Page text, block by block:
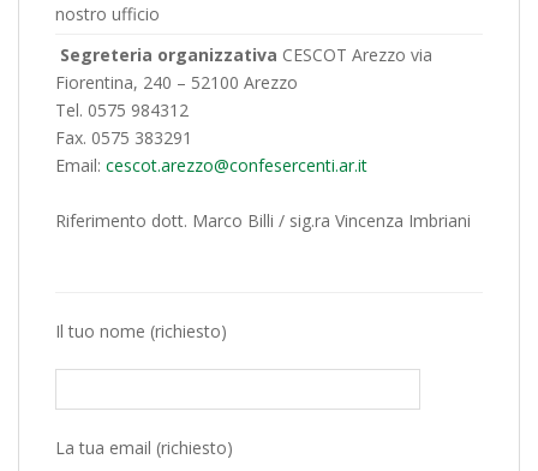
nostro ufficio
Segreteria organizzativa CESCOT Arezzo via
Fiorentina, 240 – 52100 Arezzo
Tel. 0575 984312
Fax. 0575 383291
Email: cescot.arezzo@confesercenti.ar.it
Riferimento dott. Marco Billi / sig.ra Vincenza Imbriani
Il tuo nome (richiesto)
La tua email (richiesto)